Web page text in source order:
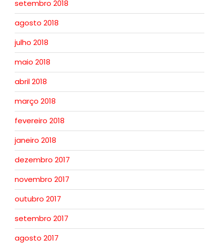
setembro 2018
agosto 2018
julho 2018
maio 2018
abril 2018
março 2018
fevereiro 2018
janeiro 2018
dezembro 2017
novembro 2017
outubro 2017
setembro 2017
agosto 2017